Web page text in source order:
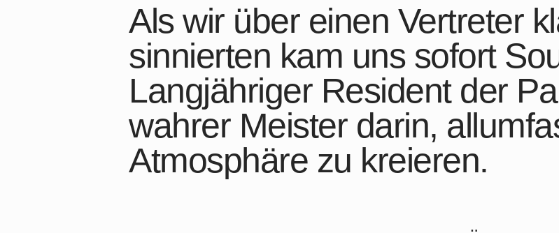
Als wir über einen Vertreter
sinnierten kam uns sofort
Langjähriger Resident der
wahrer Meister darin,
Atmosphäre zu kreieren.